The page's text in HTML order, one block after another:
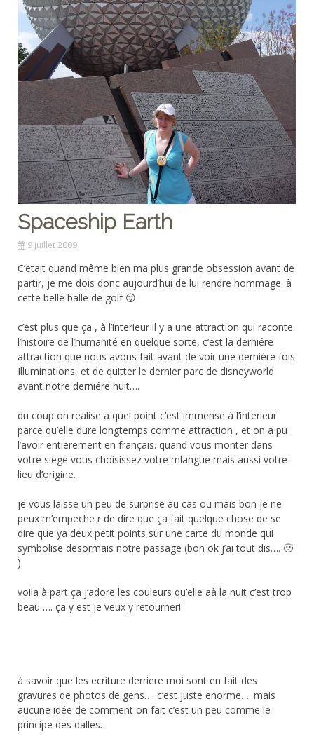
Spaceship Earth
9 juillet 2009
C’etait quand même bien ma plus grande obsession avant de
partir, je me dois donc aujourd’hui de lui rendre hommage. à
cette belle balle de golf 😛
c’est plus que ça , à l’interieur il y a une attraction qui raconte
l’histoire de l’humanité en quelque sorte, c’est la derniére
attraction que nous avons fait avant de voir une derniére fois
Illuminations, et de quitter le dernier parc de disneyworld
avant notre derniére nuit….
du coup on realise a quel point c’est immense à l’interieur
parce qu’elle dure longtemps comme attraction , et on a pu
l’avoir entierement en français. quand vous monter dans
votre siege vous choisissez votre mlangue mais aussi votre
lieu d’origine.
je vous laisse un peu de surprise au cas ou mais bon je ne
peux m’empeche r de dire que ça fait quelque chose de se
dire que ya deux petit points sur une carte du monde qui
symbolise desormais notre passage (bon ok j’ai tout dis…. 🙁
)
voila à part ça j’adore les couleurs qu’elle aà la nuit c’est trop
beau …. ça y est je veux y retourner!
à savoir que les ecriture derriere moi sont en fait des
gravures de photos de gens…. c’est juste enorme…. mais
aucune idée de comment on fait c’est un peu comme le
principe des dalles.